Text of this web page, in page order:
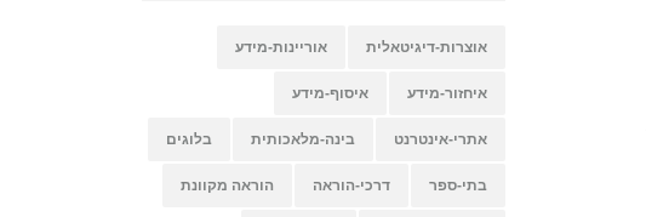
אוצרות-דיגיטאלית אוריינות-מידע
איחזור-מידע איסוף-מידע
אתרי-אינטרנט בינה-מלאכותית בלוגים
בתי-ספר דרכי-הוראה הוראה מקוונת